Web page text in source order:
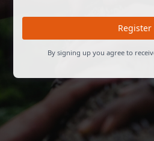
Register
By signing up you agree to